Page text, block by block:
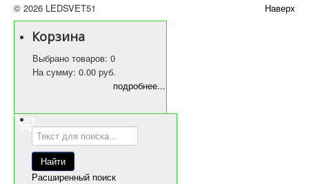
Наверх
© 2026 LEDSVET51
Корзина
Выбрано товаров: 0
На сумму: 0.00 руб.
подробнее...
Расширенный поиск